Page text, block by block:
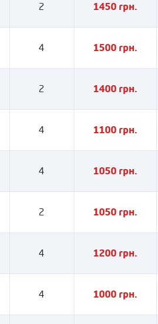
2 1450 грн.
4 1500 грн.
2 1400 грн.
4 1100 грн.
4 1050 грн.
2 1050 грн.
4 1200 грн.
4 1000 грн.